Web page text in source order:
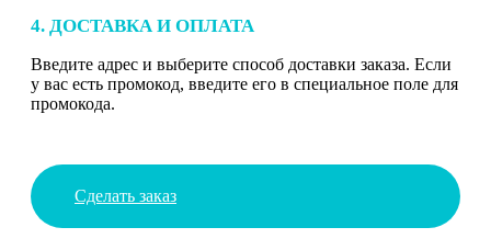
4. ДОСТАВКА И ОПЛАТА
Введите адрес и выберите способ доставки заказа. Если
у вас есть промокод, введите его в специальное поле для
промокода.
Сделать заказ